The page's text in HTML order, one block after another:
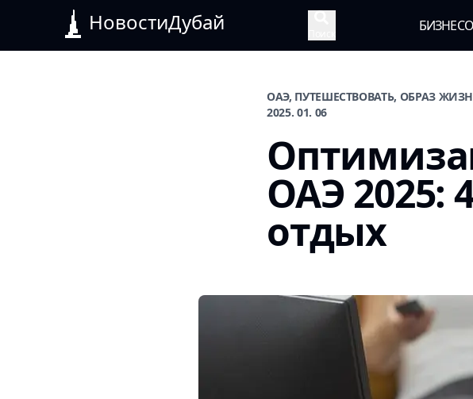
НовостиДубай БИЗНЕС
ОАЭ, ПУТЕШЕСТВОВАТЬ, ОБРАЗ
2025. 01. 06
ОАЭ 2025:
отдых